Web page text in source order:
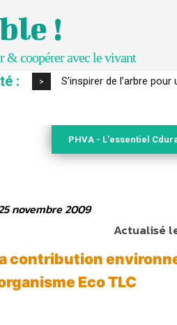
!
& coopérer avec le vivant
: > IPBES : le « GIEC de la
PHVA - L'essentiel
novembre 2009
Actualisé
contribution
Eco TLC